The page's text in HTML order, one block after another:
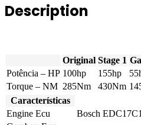
Description
Original Stage 1
Potência – HP 100hp 155hp
Torque – NM 285Nm 430Nm
Características
Engine Ecu
Bosch